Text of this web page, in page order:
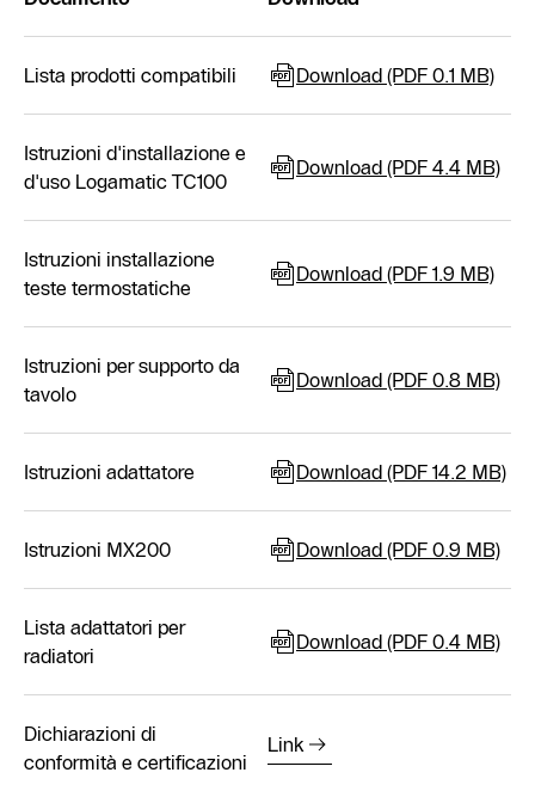
Lista prodotti compatibili Download (PDF 0.1 MB)
Istruzioni d'installazione e
d'uso Logamatic TC100
Download (PDF 4.4 MB)
Istruzioni installazione
teste termostatiche
Download (PDF 1.9 MB)
Istruzioni per supporto da
tavolo
Download (PDF 0.8 MB)
Istruzioni adattatore Download (PDF 14.2 MB)
Istruzioni MX200 Download (PDF 0.9 MB)
Lista adattatori per
radiatori
Download (PDF 0.4 MB)
Dichiarazioni di
conformità e certificazioni
Link